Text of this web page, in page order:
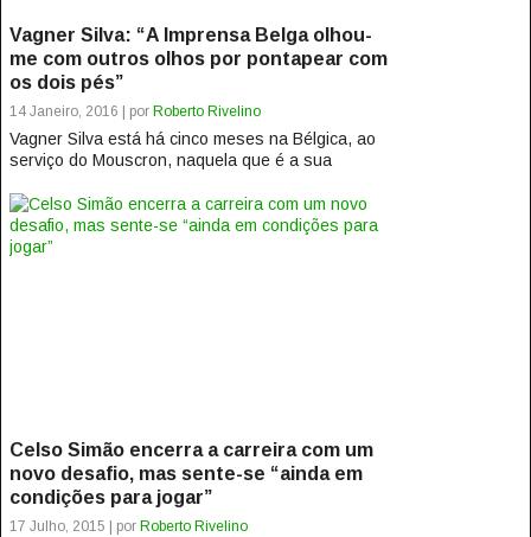
Vagner Silva: “A Imprensa Belga olhou-
me com outros olhos por pontapear com
os dois pés”
14 Janeiro, 2016 | por Roberto Rivelino
Vagner Silva está há cinco meses na Bélgica, ao
serviço do Mouscron, naquela que é a sua
Celso Simão encerra a carreira com um
novo desafio, mas sente-se “ainda em
condições para jogar”
17 Julho, 2015 | por Roberto Rivelino